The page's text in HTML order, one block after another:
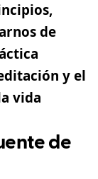
de
y el
vida
de